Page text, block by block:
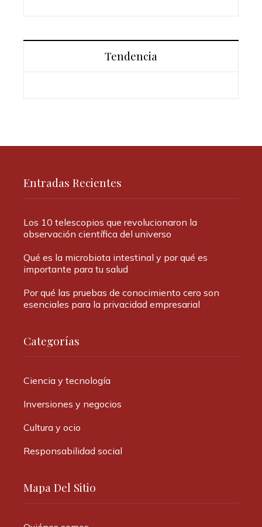
Tendencia
Entradas Recientes
Los 10 telescopios que revolucionaron la
observación científica del universo
Qué es la microbiota intestinal y por qué es
importante para tu salud
Por qué las pruebas de conocimiento cero son
esenciales para la privacidad empresarial
Categorías
Ciencia y tecnología
Inversiones y negocios
Cultura y ocio
Responsabilidad social
Mapa Del Sitio